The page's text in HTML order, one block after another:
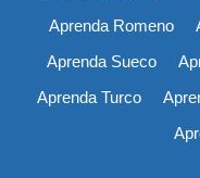
Aprenda Romeno
Aprenda Sueco
Aprenda Turco